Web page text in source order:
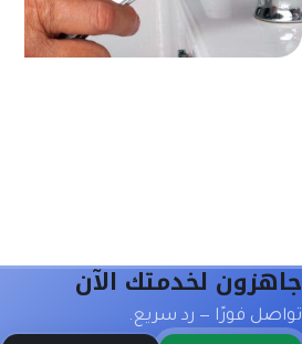
جاهزون لخدمتك الآن
تواصل فورًا — رد سريع.